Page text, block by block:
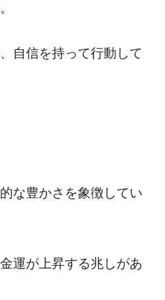
自信を持って行動して
な豊かさを象徴してい
運が上昇する兆しがあ